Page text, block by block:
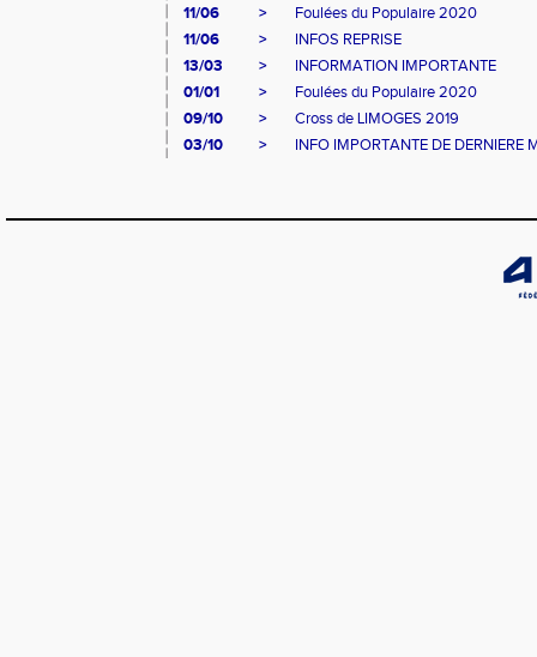
11/06
>
Foulées du Populaire 2020
11/06
>
INFOS REPRISE
13/03
>
INFORMATION IMPORTANTE
01/01
>
Foulées du Populaire 2020
09/10
>
Cross de LIMOGES 2019
03/10
> INFO IMPORTANTE DE DERNIERE